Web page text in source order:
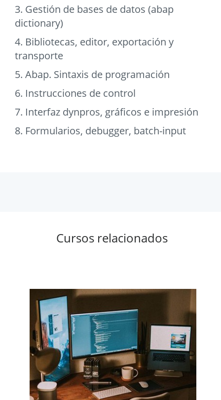
3. Gestión de bases de datos (abap
dictionary)
4. Bibliotecas, editor, exportación y
transporte
5. Abap. Sintaxis de programación
6. Instrucciones de control
7. Interfaz dynpros, gráficos e impresión
8. Formularios, debugger, batch-input
Cursos relacionados